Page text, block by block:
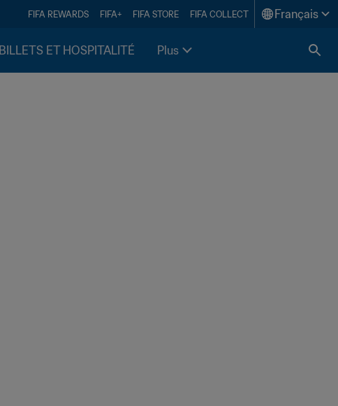
FIFA REWARDS FIFA+ FIFA STORE FIFA COLLECT Français
BILLETS ET HOSPITALITÉ Plus